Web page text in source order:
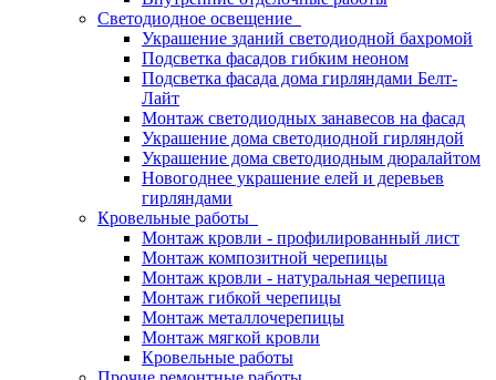
Светодиодное освещение
Украшение зданий светодиодной бахромой
Подсветка фасадов гибким неоном
Подсветка фасада дома гирляндами Белт-
Лайт
Монтаж светодиодных занавесов на фасад
Украшение дома светодиодной гирляндой
Украшение дома светодиодным дюралайтом
Новогоднее украшение елей и деревьев
гирляндами
Кровельные работы
Монтаж кровли - профилированный лист
Монтаж композитной черепицы
Монтаж кровли - натуральная черепица
Монтаж гибкой черепицы
Монтаж металлочерепицы
Монтаж мягкой кровли
Кровельные работы